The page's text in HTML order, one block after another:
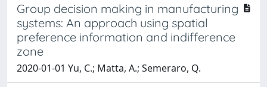
Group decision making in manufacturing
systems: An approach using spatial
preference information and indifference
zone
2020-01-01 Yu, C.; Matta, A.; Semeraro, Q.